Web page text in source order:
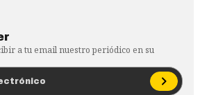
a tu email nuestro periódico en su